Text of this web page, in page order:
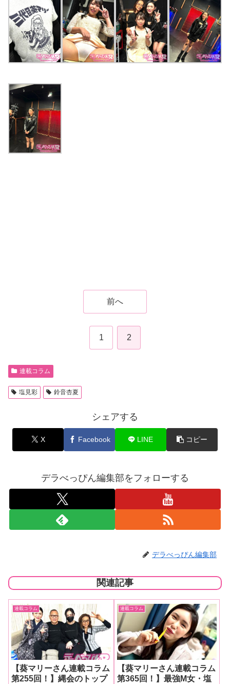
前へ
1 2
連載コラム
塩見彩 鈴音杏夏
シェアする
X Facebook LINE コピー
デラべっぴん編集部をフォローする
デラべっぴん編集部
関連記事
連載コラム
【葵マリーさん連載コラム
第255回！】縄会のトップ
連載コラム
【葵マリーさん連載コラム
第365回！】最強M女・塩